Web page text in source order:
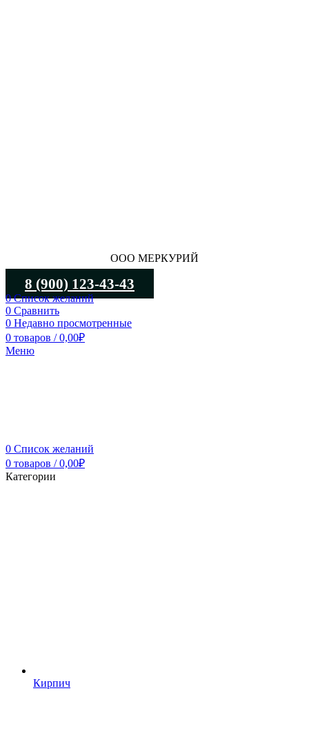
ООО МЕРКУРИЙ
8 (900) 123-43-43
0Список желаний
0 Сравнить
0 Недавно просмотренные
0 товаров / 0,00₽
Меню
0 Список желаний
0 товаров / 0,00₽
Категории
Кирпич